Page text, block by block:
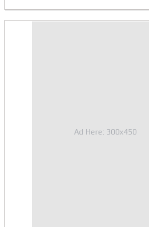
Ad Here: 300x450